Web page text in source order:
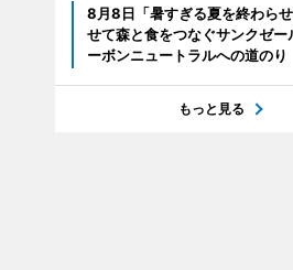
8月8日「暑すぎる夏を終わら
せて森と食をつなぐサンクゼー
ーボンニュートラルへの道のり
もっと見る